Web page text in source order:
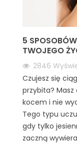
5
TWOJEGO
2846
Czujesz się
przybita?
kocem i nie
Tego typu
gdy tylko
zaczną